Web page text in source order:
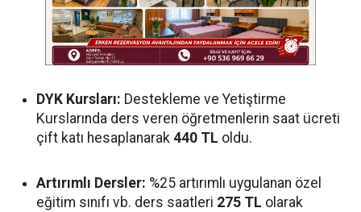
DYK Kursları: Destekleme ve Yetiştirme
Kurslarında ders veren öğretmenlerin saat ücreti
çift katı hesaplanarak 440 TL oldu.
Artırımlı Dersler: %25 artırımlı uygulanan özel
eğitim sınıfı vb. ders saatleri 275 TL olarak